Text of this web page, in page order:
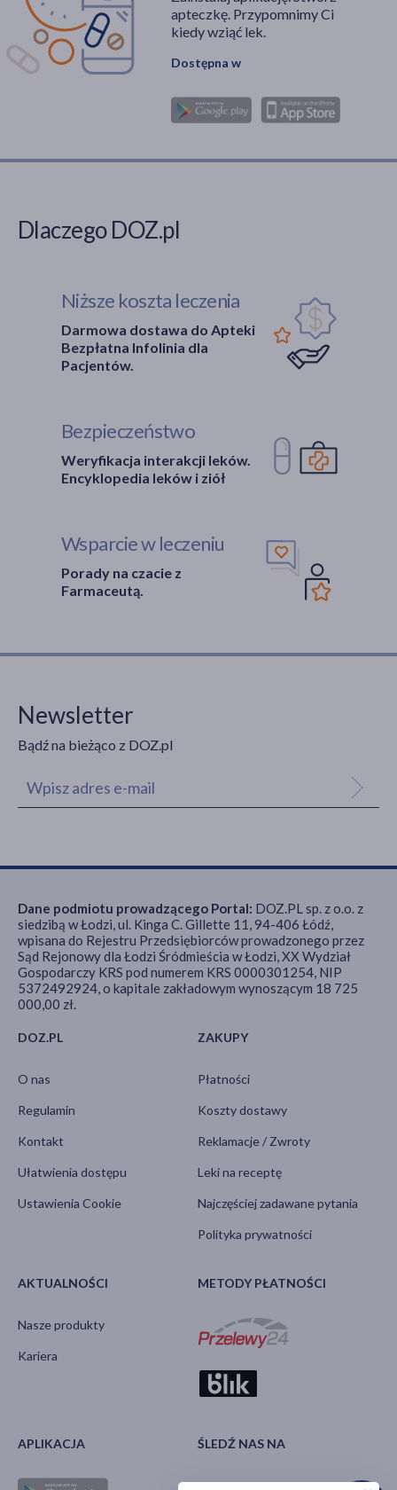
apteczkę. Przypomnimy Ci
kiedy wziąć lek.
Dostępna w
Dlaczego DOZ.pl
Niższe koszta leczenia
Darmowa dostawa do Apteki
Bezpłatna Infolinia dla
Pacjentów.
Bezpieczeństwo
Weryfikacja interakcji leków.
Encyklopedia leków i ziół
Wsparcie w leczeniu
Porady na czacie z
Farmaceutą.
Newsletter
Bądź na bieżąco z DOZ.pl
DOZ.PL
O nas
Regulamin
Kontakt
Ułatwienia dostępu
Ustawienia Cookie
ZAKUPY
Płatności
Koszty dostawy
Reklamacje / Zwroty
Leki na receptę
Najczęściej zadawane pytania
Polityka prywatności
AKTUALNOŚCI
Nasze produkty
Kariera
METODY PŁATNOŚCI
APLIKACJA ŚLEDŹ NAS NA
Dane podmiotu prowadzącego Portal: DOZ.PL sp. z o.o. z
siedzibą w Łodzi, ul. Kinga C. Gillette 11, 94-406 Łódź,
wpisana do Rejestru Przedsiębiorców prowadzonego przez
Sąd Rejonowy dla Łodzi Śródmieścia w Łodzi, XX Wydział
Gospodarczy KRS pod numerem KRS 0000301254, NIP
5372492924, o kapitale zakładowym wynoszącym 18 725
000,00 zł.